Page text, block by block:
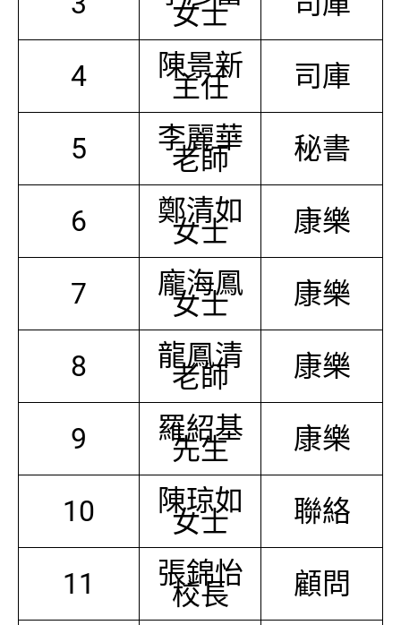
女士
4 陳景新
主任 司庫
5 李麗華
老師 秘書
6 鄭清如
女士 康樂
7 龐海鳳
女士 康樂
8 龍鳳清
老師 康樂
9 羅紹基
先生 康樂
10 陳琼如
女士 聯絡
11 張錦怡
校長 顧問